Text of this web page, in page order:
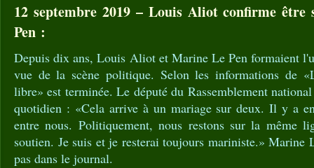
12 septembre 2019 – Louis Aliot confirme être
Pen :
Depuis dix ans, Louis Aliot et Marine Le Pen formaient
vue de la scène politique. Selon les informations de
libre» est terminée. Le député du Rassemblement
quotidien : «Cela arrive à un mariage sur deux. Il y a
entre nous. Politiquement, nous restons sur la même
soutien. Je suis et je resterai toujours mariniste.» Marine
pas dans le journal.